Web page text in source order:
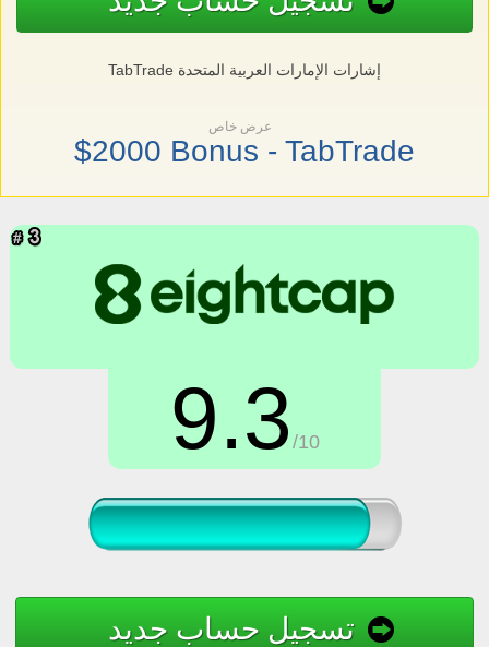
TabTrade إشارات الإمارات العربية المتحدة
عرض خاص
$2000 Bonus - TabTrade
9.3 /10
تسجيل حساب جديد